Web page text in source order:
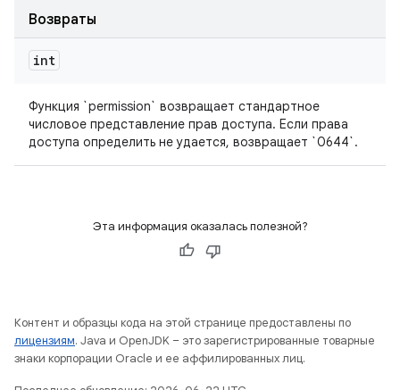
Возвраты
int
Функция `permission` возвращает стандартное
числовое представление прав доступа. Если права
доступа определить не удается, возвращает `0644`.
Эта информация оказалась полезной?
Контент и образцы кода на этой странице предоставлены по
лицензиям. Java и OpenJDK – это зарегистрированные товарные
знаки корпорации Oracle и ее аффилированных лиц.